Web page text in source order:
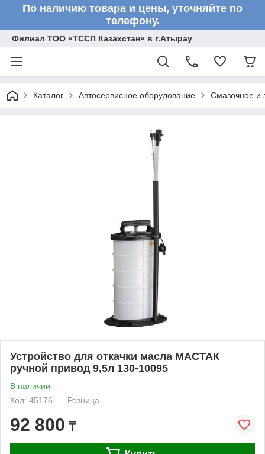
По наличию товара и цены, уточняйте по
телефону.
Филиал ТОО «ТССП Казахстан» в г.Атырау
Каталог Автосервисное оборудование Смазочное и
Устройство для откачки масла МАСТАК
ручной привод 9,5л 130-10095
В наличии
Код: 45176
Розница
92 800 ₸